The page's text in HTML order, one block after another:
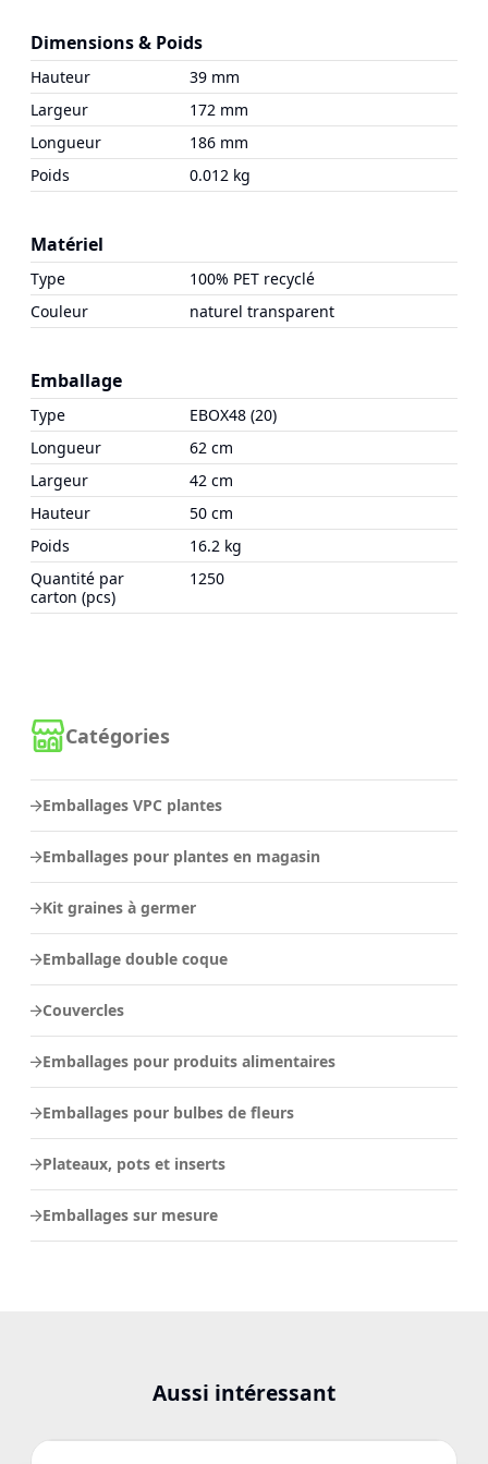
Catégories
Emballages VPC plantes
Emballages pour plantes en magasin
Kit graines à germer
Emballage double coque
Couvercles
Emballages pour produits alimentaires
Emballages pour bulbes de fleurs
Plateaux, pots et inserts
Emballages sur mesure
Dimensions & Poids
Hauteur
39 mm
Largeur
172 mm
Longueur
186 mm
Poids
0.012 kg
Matériel
Type
100% PET recyclé
Couleur
naturel transparent
Emballage
Type
EBOX48 (20)
Longueur
62 cm
Largeur
42 cm
Hauteur
50 cm
Poids
16.2 kg
Quantité par
carton (pcs)
1250
Aussi intéressant